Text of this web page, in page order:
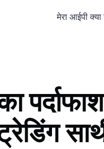
मेरा आईपी क्या